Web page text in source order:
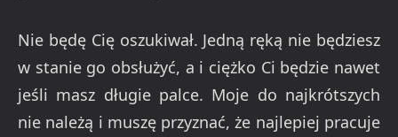
Nie będę Cię oszukiwał. Jedną ręką nie będziesz
w stanie go obsłużyć, a i ciężko Ci będzie nawet
jeśli masz długie palce. Moje do najkrótszych
nie należą i muszę przyznać, że najlepiej pracuje